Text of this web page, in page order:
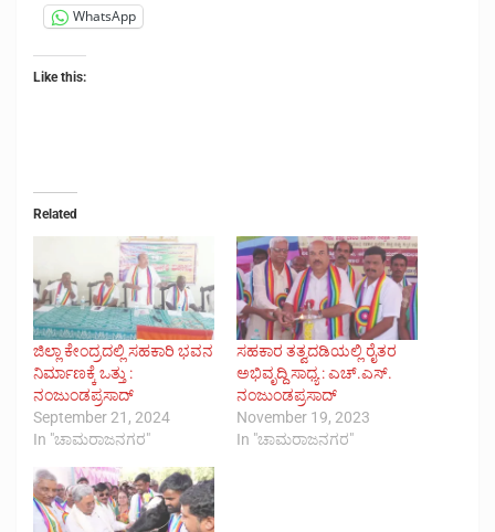
WhatsApp
Like this:
Related
ಜಿಲ್ಲಾ ಕೇಂದ್ರದಲ್ಲಿ ಸಹಕಾರಿ ಭವನ
ನಿರ್ಮಾಣಕ್ಕೆ ಒತ್ತು :
ನಂಜುಂಡಪ್ರಸಾದ್
September 21, 2024
In "ಚಾಮರಾಜನಗರ"
ಸಹಕಾರ ತತ್ವದಡಿಯಲ್ಲಿ ರೈತರ
ಅಭಿವೃದ್ದಿ ಸಾಧ್ಯ : ಎಚ್.ಎಸ್.
ನಂಜುಂಡಪ್ರಸಾದ್
November 19, 2023
In "ಚಾಮರಾಜನಗರ"